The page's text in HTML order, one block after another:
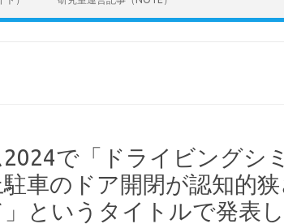
で「ドライビングシ
車のドア開閉が認知的狭
というタイトルで発表